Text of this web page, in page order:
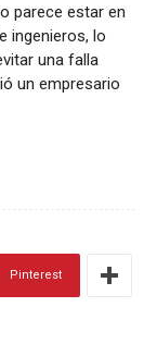
parece estar en
ingenieros, lo
una falla
un empresario
Pinterest